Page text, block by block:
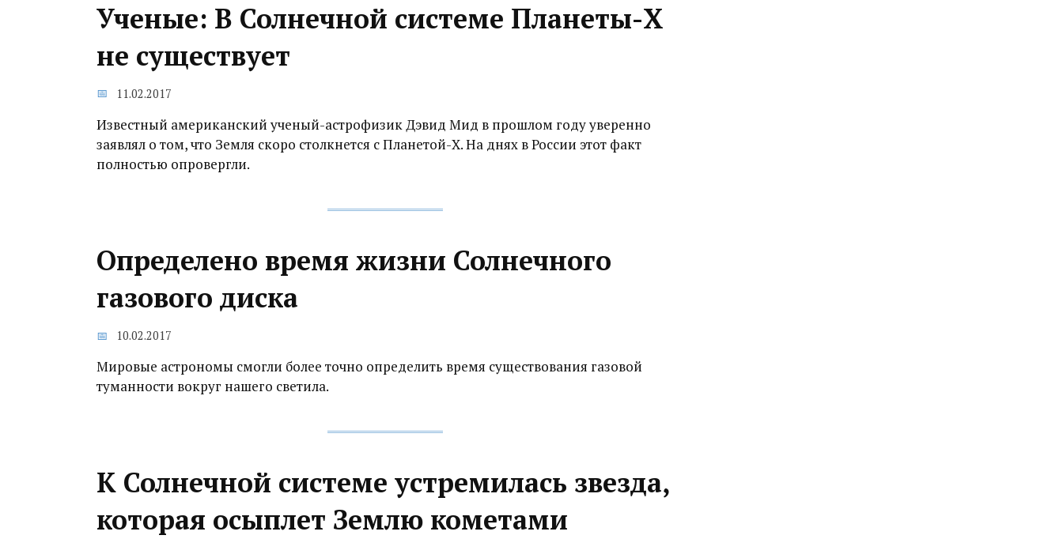
Ученые: В Солнечной системе Планеты-X
не существует
11.02.2017
Известный американский ученый-астрофизик Дэвид Мид в прошлом году уверенно
заявлял о том, что Земля скоро столкнется с Планетой-Х. На днях в России этот факт
полностью опровергли.
Определено время жизни Солнечного
газового диска
10.02.2017
Мировые астрономы смогли более точно определить время существования газовой
туманности вокруг нашего светила.
К Солнечной системе устремилась звезда,
которая осыплет Землю кометами